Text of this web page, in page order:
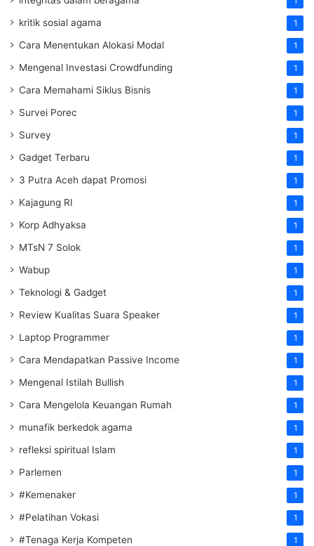
kritik sosial agama 1
Cara Menentukan Alokasi Modal 1
Mengenal Investasi Crowdfunding 1
Cara Memahami Siklus Bisnis 1
Survei Porec 1
Survey 1
Gadget Terbaru 1
3 Putra Aceh dapat Promosi 1
Kajagung RI 1
Korp Adhyaksa 1
MTsN 7 Solok 1
Wabup 1
Teknologi & Gadget 1
Review Kualitas Suara Speaker 1
Laptop Programmer 1
Cara Mendapatkan Passive Income 1
Mengenal Istilah Bullish 1
Cara Mengelola Keuangan Rumah 1
munafik berkedok agama 1
refleksi spiritual Islam 1
Parlemen 1
#Kemenaker 1
#Pelatihan Vokasi 1
#Tenaga Kerja Kompeten 1